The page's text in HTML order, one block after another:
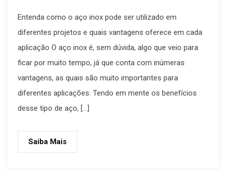
Entenda como o aço inox pode ser utilizado em
diferentes projetos e quais vantagens oferece em cada
aplicação O aço inox é, sem dúvida, algo que veio para
ficar por muito tempo, já que conta com inúmeras
vantagens, as quais são muito importantes para
diferentes aplicações. Tendo em mente os benefícios
desse tipo de aço, […]
Saiba Mais